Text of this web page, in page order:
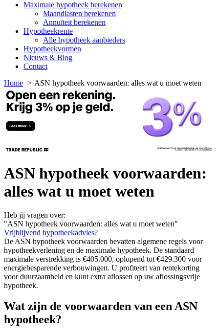
Maximale hypotheek berekenen
Maandlasten berekenen
Annuïteit berekenen
Hypotheekrente
Alle hypotheek aanbieders
Hypotheekvormen
Nieuws & Blog
Contact
Home
ASN hypotheek voorwaarden: alles wat u moet weten
ASN hypotheek voorwaarden:
alles wat u moet weten
Heb jij vragen over:
"ASN hypotheek voorwaarden: alles wat u moet weten"
Vrijblijvend hypotheekadvies?
De ASN hypotheek voorwaarden bevatten algemene regels voor
hypotheekverlening en de maximale hypotheek. De standaard
maximale verstrekking is €405.000, oplopend tot €429.300 voor
energiebesparende verbouwingen. U profiteert van rentekorting
voor duurzaamheid en kunt extra aflossen op uw aflossingsvrije
hypotheek.
Wat zijn de voorwaarden van een ASN
hypotheek?